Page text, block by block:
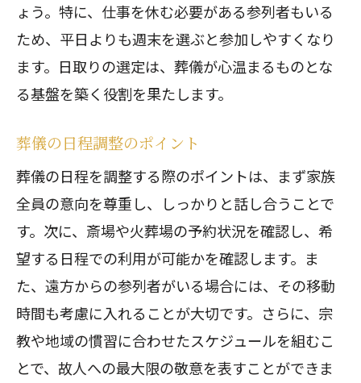
ょう。特に、仕事を休む必要がある参列者もいる
ため、平日よりも週末を選ぶと参加しやすくなり
ます。日取りの選定は、葬儀が心温まるものとな
る基盤を築く役割を果たします。
葬儀の日程調整のポイント
葬儀の日程を調整する際のポイントは、まず家族
全員の意向を尊重し、しっかりと話し合うことで
す。次に、斎場や火葬場の予約状況を確認し、希
望する日程での利用が可能かを確認します。ま
た、遠方からの参列者がいる場合には、その移動
時間も考慮に入れることが大切です。さらに、宗
教や地域の慣習に合わせたスケジュールを組むこ
とで、故人への最大限の敬意を表すことができま